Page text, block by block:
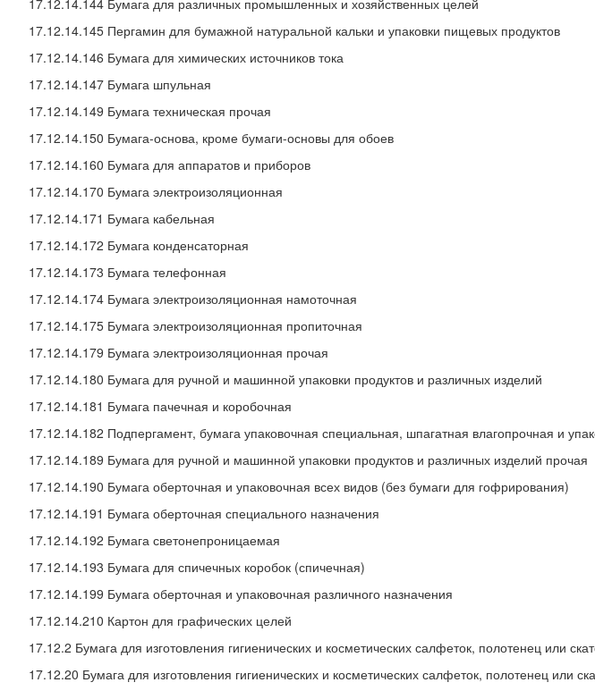
17.12.14.144 Бумага для различных промышленных и хозяйственных целей
17.12.14.145 Пергамин для бумажной натуральной кальки и упаковки пищевых продуктов
17.12.14.146 Бумага для химических источников тока
17.12.14.147 Бумага шпульная
17.12.14.149 Бумага техническая прочая
17.12.14.150 Бумага-основа, кроме бумаги-основы для обоев
17.12.14.160 Бумага для аппаратов и приборов
17.12.14.170 Бумага электроизоляционная
17.12.14.171 Бумага кабельная
17.12.14.172 Бумага конденсаторная
17.12.14.173 Бумага телефонная
17.12.14.174 Бумага электроизоляционная намоточная
17.12.14.175 Бумага электроизоляционная пропиточная
17.12.14.179 Бумага электроизоляционная прочая
17.12.14.180 Бумага для ручной и машинной упаковки продуктов и различных изделий
17.12.14.181 Бумага пачечная и коробочная
17.12.14.182 Подпергамент, бумага упаковочная специальная, шпагатная влагопрочная и
17.12.14.189 Бумага для ручной и машинной упаковки продуктов и различных изделий прочая
17.12.14.190 Бумага оберточная и упаковочная всех видов (без бумаги для гофрирования)
17.12.14.191 Бумага оберточная специального назначения
17.12.14.192 Бумага светонепроницаемая
17.12.14.193 Бумага для спичечных коробок (спичечная)
17.12.14.199 Бумага оберточная и упаковочная различного назначения
17.12.14.210 Картон для графических целей
17.12.2 Бумага для изготовления гигиенических и косметических салфеток, полотенец или
17.12.20 Бумага для изготовления гигиенических и косметических салфеток, полотенец или